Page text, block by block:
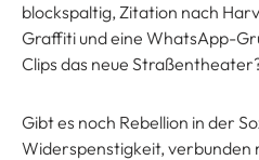
blockspaltig, Zitation nach
Graffiti und eine WhatsApp-
Clips das neue
Gibt es noch Rebellion in der
Widerspenstigkeit,